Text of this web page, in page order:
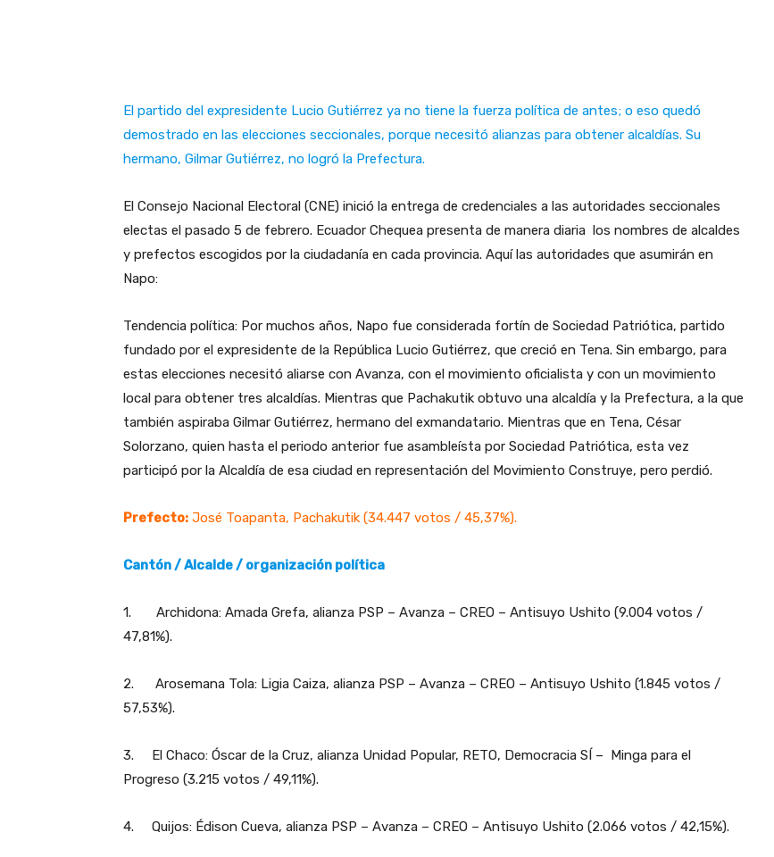
El partido del expresidente Lucio Gutiérrez ya no tiene la fuerza política de antes; o eso quedó
demostrado en las elecciones seccionales, porque necesitó alianzas para obtener alcaldías. Su
hermano, Gilmar Gutiérrez, no logró la Prefectura.
El Consejo Nacional Electoral (CNE) inició la entrega de credenciales a las autoridades seccionales
electas el pasado 5 de febrero. Ecuador Chequea presenta de manera diaria los nombres de alcaldes
y prefectos escogidos por la ciudadanía en cada provincia. Aquí las autoridades que asumirán en
Napo:
Tendencia política: Por muchos años, Napo fue considerada fortín de Sociedad Patriótica, partido
fundado por el expresidente de la República Lucio Gutiérrez, que creció en Tena. Sin embargo, para
estas elecciones necesitó aliarse con Avanza, con el movimiento oficialista y con un movimiento
local para obtener tres alcaldías. Mientras que Pachakutik obtuvo una alcaldía y la Prefectura, a la que
también aspiraba Gilmar Gutiérrez, hermano del exmandatario. Mientras que en Tena, César
Solorzano, quien hasta el periodo anterior fue asambleísta por Sociedad Patriótica, esta vez
participó por la Alcaldía de esa ciudad en representación del Movimiento Construye, pero perdió.
Prefecto: José Toapanta, Pachakutik (34.447 votos / 45,37%).
Cantón / Alcalde / organización política
1. Archidona: Amada Grefa, alianza PSP – Avanza – CREO – Antisuyo Ushito (9.004 votos /
47,81%).
2. Arosemana Tola: Ligia Caiza, alianza PSP – Avanza – CREO – Antisuyo Ushito (1.845 votos /
57,53%).
3. El Chaco: Óscar de la Cruz, alianza Unidad Popular, RETO, Democracia SÍ – Minga para el
Progreso (3.215 votos / 49,11%).
4. Quijos: Édison Cueva, alianza PSP – Avanza – CREO – Antisuyo Ushito (2.066 votos / 42,15%).